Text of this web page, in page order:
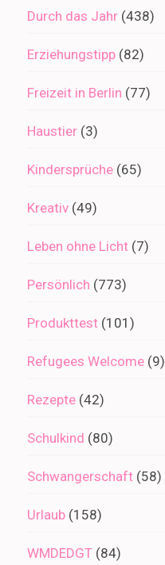
Durch das Jahr (438)
Erziehungstipp (82)
Freizeit in Berlin (77)
Haustier (3)
Kindersprüche (65)
Kreativ (49)
Leben ohne Licht (7)
Persönlich (773)
Produkttest (101)
Refugees Welcome (9)
Rezepte (42)
Schulkind (80)
Schwangerschaft (58)
Urlaub (158)
WMDEDGT (84)